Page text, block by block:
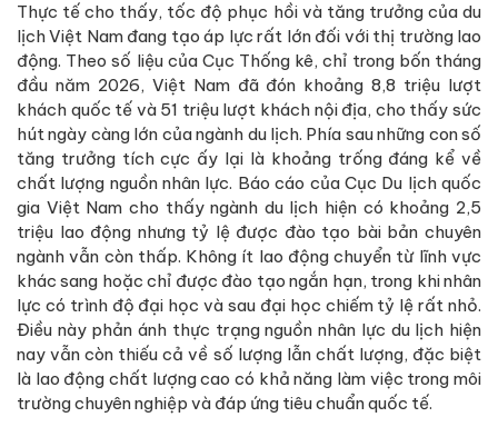
Thực tế cho thấy, tốc độ phục hồi và tăng trưởng của du
lịch Việt Nam đang tạo áp lực rất lớn đối với thị trường lao
động. Theo số liệu của Cục Thống kê, chỉ trong bốn tháng
đầu năm 2026, Việt Nam đã đón khoảng 8,8 triệu lượt
khách quốc tế và 51 triệu lượt khách nội địa, cho thấy sức
hút ngày càng lớn của ngành du lịch. Phía sau những con số
tăng trưởng tích cực ấy lại là khoảng trống đáng kể về
chất lượng nguồn nhân lực. Báo cáo của Cục Du lịch quốc
gia Việt Nam cho thấy ngành du lịch hiện có khoảng 2,5
triệu lao động nhưng tỷ lệ được đào tạo bài bản chuyên
ngành vẫn còn thấp. Không ít lao động chuyển từ lĩnh vực
khác sang hoặc chỉ được đào tạo ngắn hạn, trong khi nhân
lực có trình độ đại học và sau đại học chiếm tỷ lệ rất nhỏ.
Điều này phản ánh thực trạng nguồn nhân lực du lịch hiện
nay vẫn còn thiếu cả về số lượng lẫn chất lượng, đặc biệt
là lao động chất lượng cao có khả năng làm việc trong môi
trường chuyên nghiệp và đáp ứng tiêu chuẩn quốc tế.